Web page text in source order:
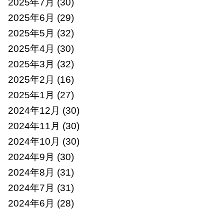
2025年7月 (30)
2025年6月 (29)
2025年5月 (32)
2025年4月 (30)
2025年3月 (32)
2025年2月 (16)
2025年1月 (27)
2024年12月 (30)
2024年11月 (30)
2024年10月 (30)
2024年9月 (30)
2024年8月 (31)
2024年7月 (31)
2024年6月 (28)